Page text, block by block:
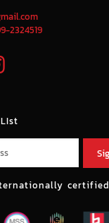
2324519
certified